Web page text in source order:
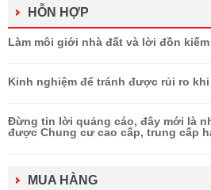
HỖN HỢP
Làm môi giới nhà đất và lời đồn
Kinh nghiệm để tránh được rủi ro
Đừng tin lời quảng cáo, đây mới là
được Chung cư cao cấp, trung cấp
MUA HÀNG